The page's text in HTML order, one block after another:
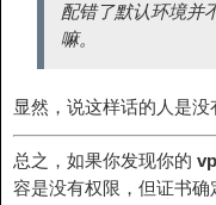
配错了默认环境并
嘛。
显然，说这样话的人是没
总之，如果你发现你的
容是没有权限，但证书